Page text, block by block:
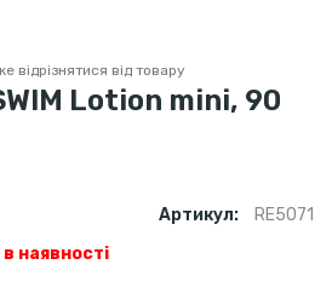
відрізнятися від товару
Lotion mini, 90
Артикул:
RE5071
наявності